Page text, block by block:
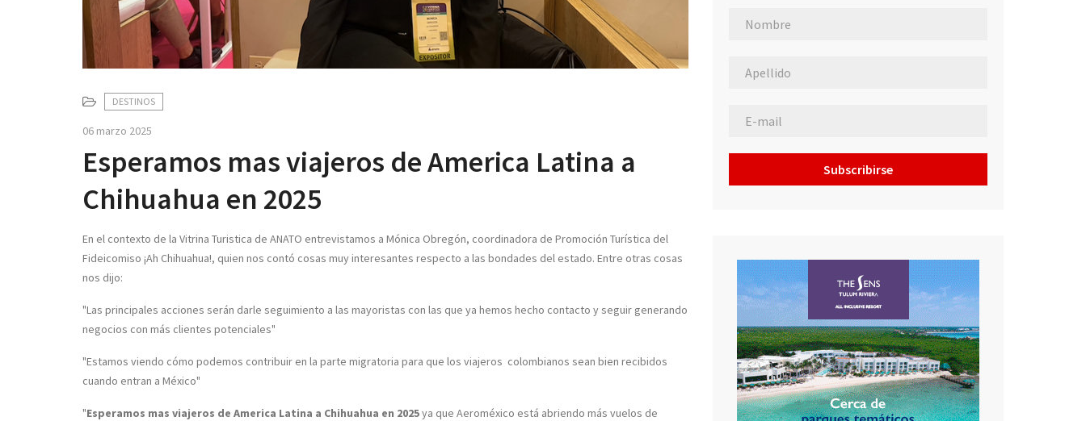
DESTINOS
06 marzo 2025
Esperamos mas viajeros de America Latina a
Chihuahua en 2025
En el contexto de la Vitrina Turistica de ANATO entrevistamos a Mónica Obregón, coordinadora de Promoción Turística del
Fideicomiso ¡Ah Chihuahua!, quien nos contó cosas muy interesantes respecto a las bondades del estado. Entre otras cosas
nos dijo:
"Las principales acciones serán darle seguimiento a las mayoristas con las que ya hemos hecho contacto y seguir generando
negocios con más clientes potenciales"
"Estamos viendo cómo podemos contribuir en la parte migratoria para que los viajeros colombianos sean bien recibidos
cuando entran a México"
"Esperamos mas viajeros de America Latina a Chihuahua en 2025ya que Aeroméxico está abriendo más vuelos de
Subscribirse